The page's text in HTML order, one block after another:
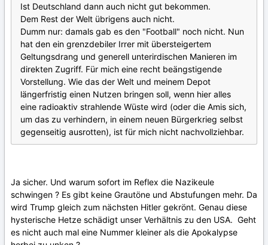
Ist Deutschland dann auch nicht gut bekommen.
Dem Rest der Welt übrigens auch nicht.
Dumm nur: damals gab es den "Football" noch nicht. Nun
hat den ein grenzdebiler Irrer mit übersteigertem
Geltungsdrang und generell unterirdischen Manieren im
direkten Zugriff. Für mich eine recht beängstigende
Vorstellung. Wie das der Welt und meinem Depot
längerfristig einen Nutzen bringen soll, wenn hier alles
eine radioaktiv strahlende Wüste wird (oder die Amis sich,
um das zu verhindern, in einem neuen Bürgerkrieg selbst
gegenseitig ausrotten), ist für mich nicht nachvollziehbar.
Ja sicher. Und warum sofort im Reflex die Nazikeule
schwingen ? Es gibt keine Grautöne und Abstufungen mehr. Da
wird Trump gleich zum nächsten Hitler gekrönt. Genau diese
hysterische Hetze schädigt unser Verhältnis zu den USA. Geht
es nicht auch mal eine Nummer kleiner als die Apokalypse